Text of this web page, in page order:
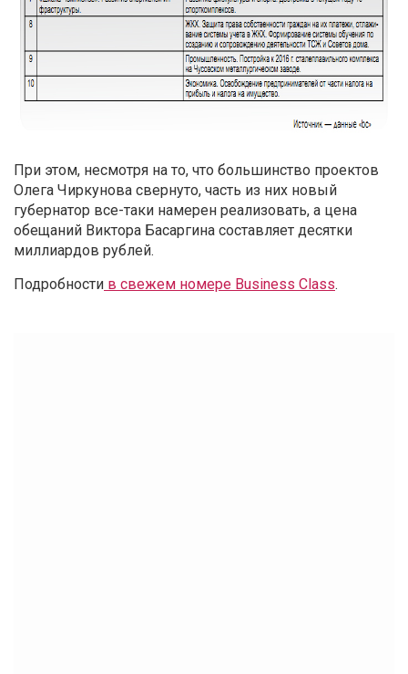
При этом, несмотря на то, что большинство проектов
Олега Чиркунова свернуто, часть из них новый
губернатор все-таки намерен реализовать, а цена
обещаний Виктора Басаргина составляет десятки
миллиардов рублей.
Подробности в свежем номере Business Class.